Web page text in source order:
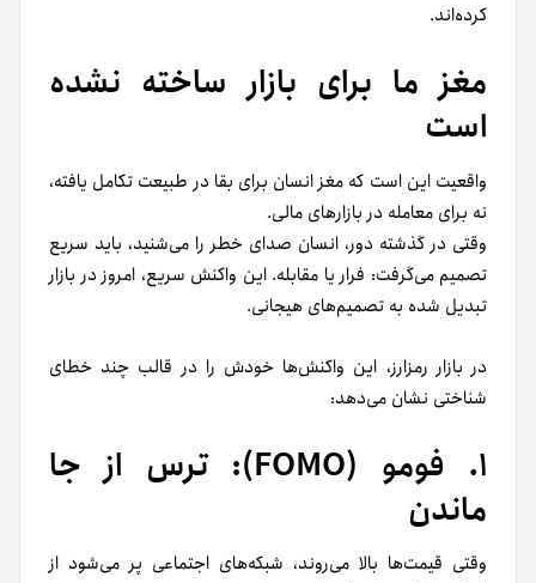
کرده‌اند.
مغز ما برای بازار ساخته نشده
است
واقعیت این است که مغز انسان برای بقا در طبیعت تکامل یافته،
نه برای معامله در بازارهای مالی.
وقتی در گذشته دور، انسان صدای خطر را می‌شنید، باید سریع
تصمیم می‌گرفت: فرار یا مقابله. این واکنش سریع، امروز در بازار
تبدیل شده به تصمیم‌های هیجانی.
در بازار رمزارز، این واکنش‌ها خودش را در قالب چند خطای
شناختی نشان می‌دهد:
۱. فومو (FOMO): ترس از جا
ماندن
وقتی قیمت‌ها بالا می‌روند، شبکه‌های اجتماعی پر می‌شود از